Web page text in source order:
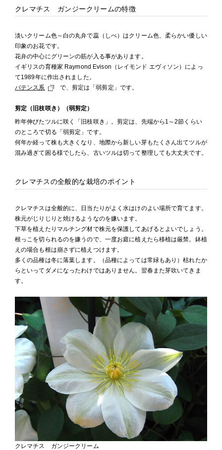
クレマチス ガンジークリームの特徴
淡いクリーム色～白の丸弁で蕊（しべ）はクリーム色、柔らかい優しい
印象のお花です。
花弁の中心にグリーンの筋が入る事があります。
イギリスの育種家 Raymond Evison（レイモンド エヴィソン）によっ
て1989年に作出されました。
パテンス系
で、剪定は「弱剪定」です。
剪定（旧枝咲き）（弱剪定）
昨年伸びたツルに咲く「旧枝咲き」。剪定は、先端から1～2節くらい
のところで切る「弱剪定」です。
何年か経って株も大きくなり、地際から新しい芽もたくさん出てツルが
混み過ぎて困る様でしたら、古いツルは切って整理しても大丈夫です。
クレマチスの全般的な栽培のポイント
クレマチスは全般的に、日当たりがよく水はけのよい場所で育てます。
株元がじりじりと焼けるようなのを嫌います。
下草を植えたりマルチング材で株元を保護してあげるとよいでしょう。
根っこを切られるのを嫌うので、一度お庭に植えたら移植は厳禁。鉢植
えの場合も根は崩さずに植えつけます。
多くの品種は冬に落葉します。（品種によっては常緑もあり）枯れたか
らといってダメになったわけではありません。翌春また芽吹いてきま
す。
クレマチス ガンジークリーム